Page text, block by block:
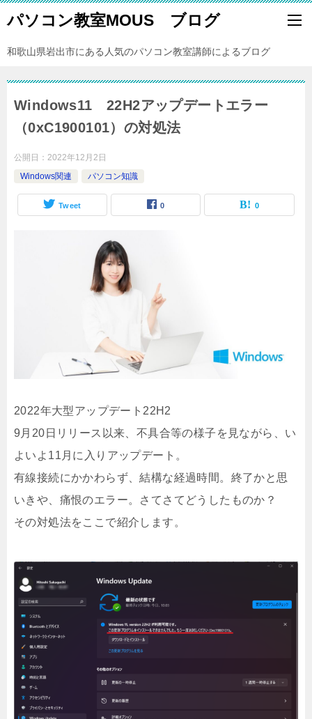
パソコン教室MOUS ブログ
和歌山県岩出市にある人気のパソコン教室講師によるブログ
Windows11 22H2アップデートエラー
（0xC1900101）の対処法
公開日： 2022年12月2日
Windows関連
パソコン知識
Tweet 0 0
2022年大型アップデート22H2
9月20日リリース以来、不具合等の様子を見ながら、い
よいよ11月に入りアップデート。
有線接続にかかわらず、結構な経過時間。終了かと思
いきや、痛恨のエラー。さてさてどうしたものか？
その対処法をここで紹介します。